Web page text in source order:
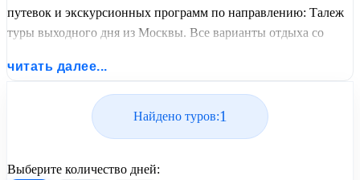
путевок и экскурсионных программ по направлению: Талеж
туры выходного дня из Москвы. Все варианты отдыха со
проездом и актуальным графиком заездов от United Travel
читать далее...
Найдено туров:1
Выберите количество дней: